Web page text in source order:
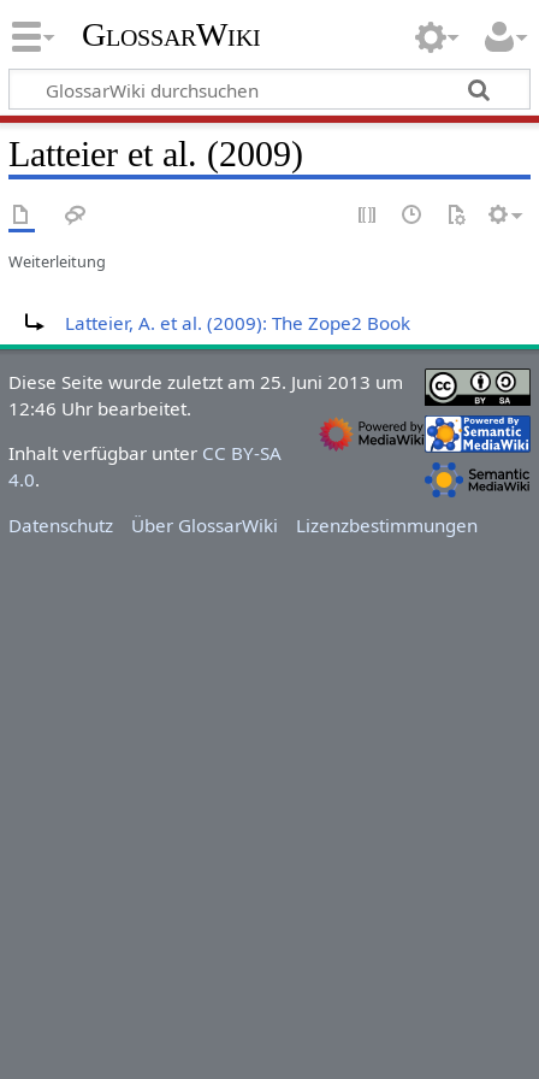
GlossarWiki
Latteier et al. (2009)
Weiterleitung
Latteier, A. et al. (2009): The Zope2 Book
Diese Seite wurde zuletzt am 25. Juni 2013 um
12:46 Uhr bearbeitet.
Inhalt verfügbar unter CC BY-SA
4.0.
Datenschutz
Über GlossarWiki Lizenzbestimmungen